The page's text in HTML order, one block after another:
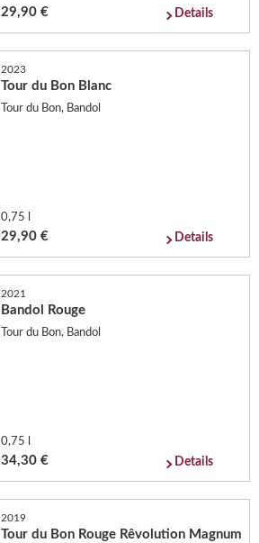
29,90 € Details
2023
Tour du Bon Blanc
Tour du Bon, Bandol
0,75 l
29,90 € Details
2021
Bandol Rouge
Tour du Bon, Bandol
0,75 l
34,30 € Details
2019
Tour du Bon Rouge Rêvolution Magnum